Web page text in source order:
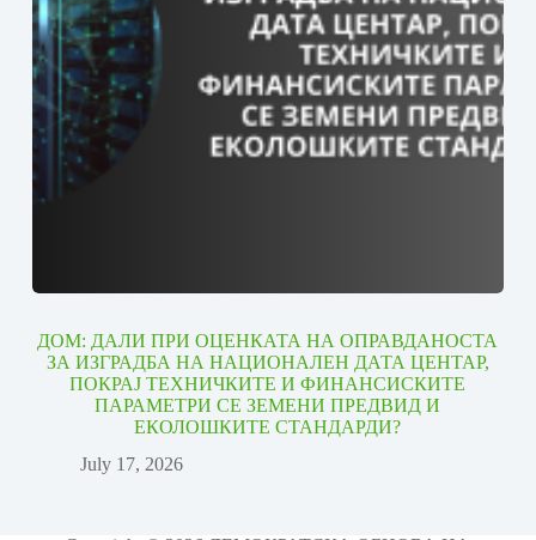
ДОМ: ДАЛИ ПРИ ОЦЕНКАТА НА ОПРАВДАНОСТА
ЗА ИЗГРАДБА НА НАЦИОНАЛЕН ДАТА ЦЕНТАР,
ПОКРАЈ ТЕХНИЧКИТЕ И ФИНАНСИСКИТЕ
ПАРАМЕТРИ СЕ ЗЕМЕНИ ПРЕДВИД И
ЕКОЛОШКИТЕ СТАНДАРДИ?
July 17, 2026